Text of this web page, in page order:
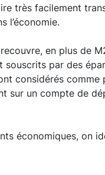
très facilement
l’économie.
en plus de
par des
considérés
sur un compte de
économiques, on